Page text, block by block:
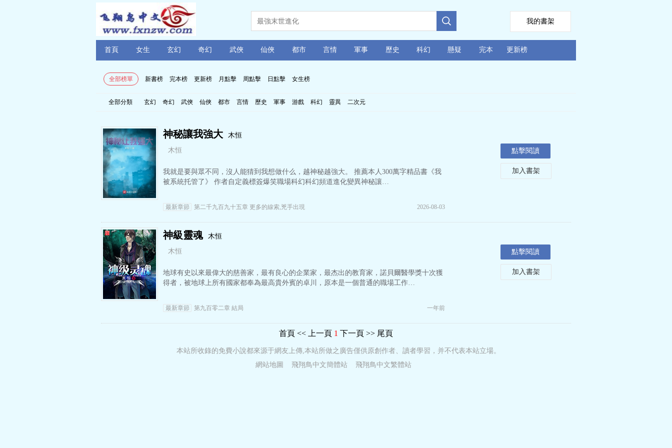
我的書架
首頁 女生 玄幻 奇幻 武俠 仙俠 都市 言情 軍事 歷史 科幻 懸疑 完本 更新榜
全部榜單 新書榜 完本榜 更新榜 月點擊 周點擊 日點擊 女生榜
全部分類 玄幻 奇幻 武俠 仙俠 都市 言情 歷史 軍事 游戲 科幻 靈異 二次元
神秘讓我強大
木恒
木恒
我就是要與眾不同，沒人能猜到我想做什么，越神秘越強大。 推薦本人300萬字精品書《我
被系統托管了》 作者自定義標簽爆笑職場科幻科幻頻道進化變異神秘讓…
最新章節 第二千九百九十五章 更多的線索,兇手出現 2026-08-03
點擊閱讀
加入書架
神級靈魂
木恒
木恒
地球有史以來最偉大的慈善家，最有良心的企業家，最杰出的教育家，諾貝爾醫學獎十次獲
得者，被地球上所有國家都奉為最高貴外賓的卓川，原本是一個普通的職場工作…
最新章節 第九百零二章 結局 一年前
點擊閱讀
加入書架
首頁 << 上一頁 1 下一頁 >> 尾頁
本站所收錄的免費小說都來源于網友上傳,本站所做之廣告僅供原創作者、讀者學習，并不代表本站立場。
網站地圖
飛翔鳥中文簡體站 飛翔鳥中文繁體站